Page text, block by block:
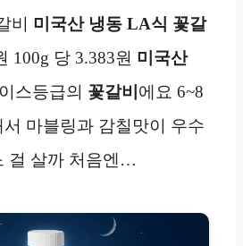
비 미국산 냉동 LA식 꽃갈
100g 당 3.383원 미국산
스등급의 꽃갈비 에요 6~8
마블링과 감칠맛이 우수
걸 살까 처음엔…